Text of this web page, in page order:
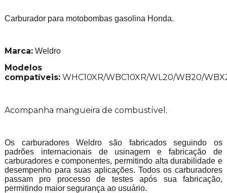
Carburador para motobombas gasolina Honda.
Marca:Weldro
Modelos
compatíveis:WHC10XR/WBC10XR/WL20/WB20/
Acompanha mangueira de combustível.
Os carburadores Weldro são fabricados seguindo os
padrões internacionais de usinagem e fabricação de
carburadores e componentes, permitindo alta durabilidade e
desempenho para suas aplicações. Todos os carburadores
passam pro processo de testes após sua fabricação,
permitindo maior segurança ao usuário.